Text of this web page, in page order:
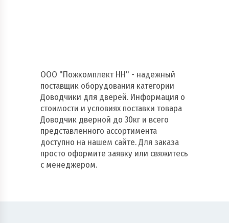
ООО "Пожкомплект НН" - надежный
поставщик оборудования категории
Доводчики для дверей. Информация о
стоимости и условиях поставки товара
Доводчик дверной до 30кг и всего
представленного ассортимента
доступно на нашем сайте. Для заказа
просто оформите заявку или свяжитесь
с менеджером.